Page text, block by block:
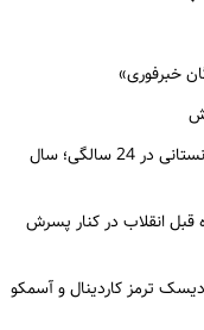
خبرفوری»
سفر به گذشته؛ گوگوش با تیپ و استایل افغانستانی در 24 سالگی؛ سال
انقلاب در کنار پسرش
ترمز کاردینال و آسمکو